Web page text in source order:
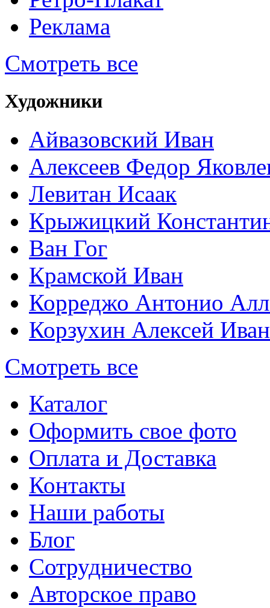
Реклама
Смотреть все
Художники
Айвазовский Иван
Алексеев Федор
Левитан Исаак
Крыжицкий
Ван Гог
Крамской Иван
Корреджо Антонио
Корзухин Алексей
Смотреть все
Каталог
Оформить свое фото
Оплата и Доставка
Контакты
Наши работы
Блог
Сотрудничество
Авторское право